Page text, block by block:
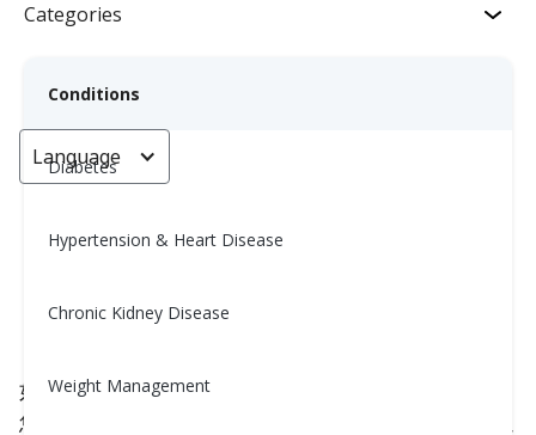
Categories
Conditions
Diabetes
Hypertension & Heart Disease
Chronic Kidney Disease
Weight Management
Language
你的心率正常嗎？
Yiwen Lu, MS, RD
如果您曾經檢查過自己的心率並想過，
您並不孤單。心率在一天中自然會變化，小的波動通